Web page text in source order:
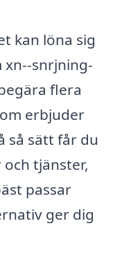
kan löna sig
xn--snrjning-
flera
erbjuder
så sätt får du
tjänster,
passar
ger dig